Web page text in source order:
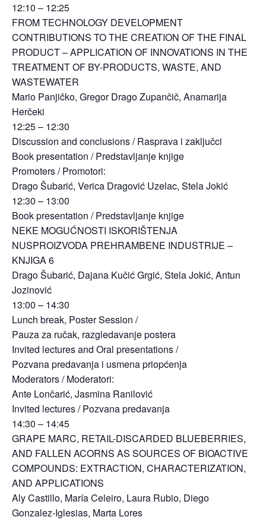
12:10 – 12:25
FROM TECHNOLOGY DEVELOPMENT
CONTRIBUTIONS TO THE CREATION OF THE FINAL
PRODUCT – APPLICATION OF INNOVATIONS IN THE
TREATMENT OF BY-PRODUCTS, WASTE, AND
WASTEWATER
Mario Panjičko, Gregor Drago Zupančič, Anamarija
Herčeki
12:25 – 12:30
Discussion and conclusions / Rasprava i zaključci
Book presentation / Predstavljanje knjige
Promoters / Promotori:
Drago Šubarić, Verica Dragović Uzelac, Stela Jokić
12:30 – 13:00
Book presentation / Predstavljanje knjige
NEKE MOGUĆNOSTI ISKORIŠTENJA
NUSPROIZVODA PREHRAMBENE INDUSTRIJE –
KNJIGA 6
Drago Šubarić, Dajana Kučić Grgić, Stela Jokić, Antun
Jozinović
13:00 – 14:30
Lunch break, Poster Session /
Pauza za ručak, razgledavanje postera
Invited lectures and Oral presentations /
Pozvana predavanja i usmena priopćenja
Moderators / Moderatori:
Ante Lončarić, Jasmina Ranilović
Invited lectures / Pozvana predavanja
14:30 – 14:45
GRAPE MARC, RETAIL-DISCARDED BLUEBERRIES,
AND FALLEN ACORNS AS SOURCES OF BIOACTIVE
COMPOUNDS: EXTRACTION, CHARACTERIZATION,
AND APPLICATIONS
Aly Castillo, María Celeiro, Laura Rubio, Diego
Gonzalez-Iglesias, Marta Lores